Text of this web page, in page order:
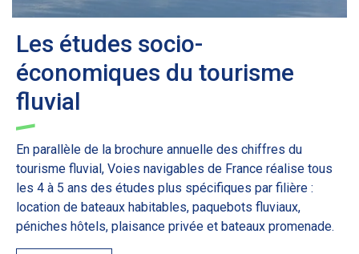
Les études socio-
économiques du tourisme
fluvial
En parallèle de la brochure annuelle des chiffres du
tourisme fluvial, Voies navigables de France réalise tous
les 4 à 5 ans des études plus spécifiques par filière :
location de bateaux habitables, paquebots fluviaux,
péniches hôtels, plaisance privée et bateaux promenade.